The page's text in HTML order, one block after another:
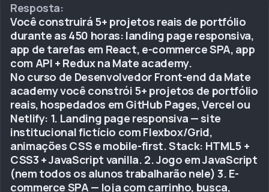
Resposta:
Você construirá 5+ projetos reais de portfólio
durante as 450 horas: landing page responsiva,
app de tarefas em React, e-commerce SPA, app
com API + Redux na Mate academy.
No curso de Desenvolvedor Front-end da Mate
academy você constrói 5+ projetos de portfólio
reais, hospedados em GitHub Pages, Vercel ou
Netlify: 1. Landing page responsiva — site
institucional fictício com Flexbox/Grid,
animações CSS e mobile-first. Stack: HTML5 +
CSS3 + JavaScript vanilla. 2. Jogo em JavaScript
(nem todos os alunos trabalharão nele) 3. E-
commerce SPA — loja com carrinho, busca,